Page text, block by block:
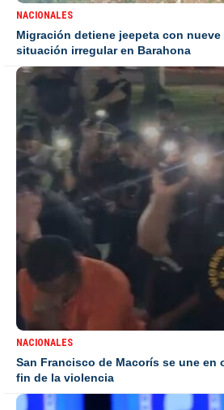
NACIONALES
Migración detiene jeepeta con
situación irregular en Barahona
NACIONALES
San Francisco de Macorís se une en
fin de la violencia